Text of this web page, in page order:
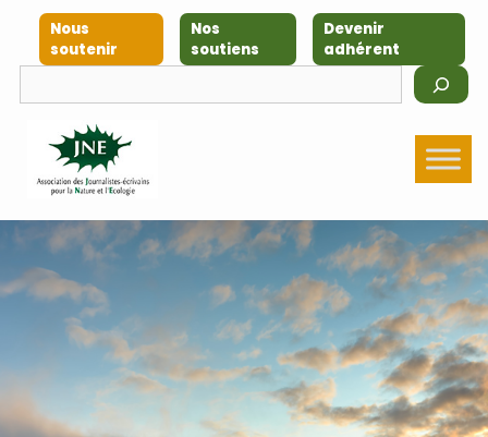
Nous
soutenir
Nos
soutiens
Devenir
adhérent